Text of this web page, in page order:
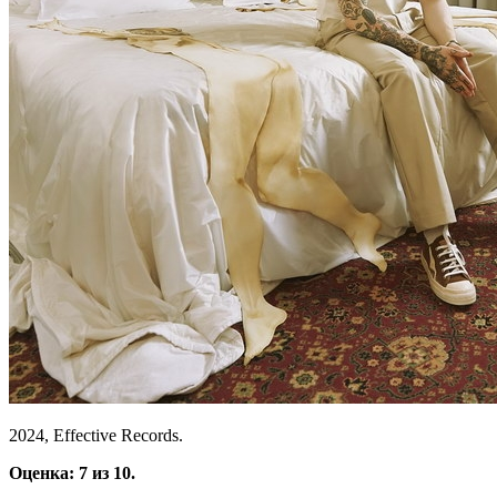
2024, Effective Records.
Оценка: 7 из 10.